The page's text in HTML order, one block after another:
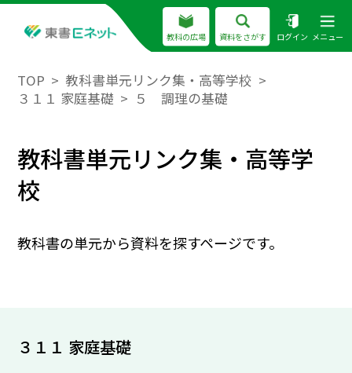
教科の広場 資料をさがす ログイン メニュー
TOP
教科書単元リンク集・高等学校
３１１ 家庭基礎
５ 調理の基礎
教科書単元リンク集・高等学
校
教科書の単元から資料を探すページです。
３１１ 家庭基礎